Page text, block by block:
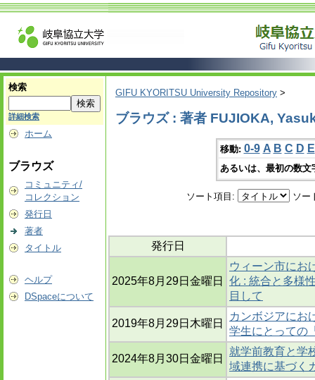
検索
詳細検索
ホーム
ブラウズ
コミュニティ/
コレクション
発行日
著者
タイトル
ヘルプ
DSpaceについて
GIFU KYORITSU University Repository >
ブラウズ : 著者 FUJIOKA,
移動: 0-9 A B C D E
あるいは、最初の数
ソート項目: ソー
発行日
2025年8月29日金曜日
ウィーン市にお
化 : 統合と多様
目して
2019年8月29日木曜日
カンボジアにお
学生にとっての
2024年8月30日金曜日
就学前教育と学
域連携に基づく